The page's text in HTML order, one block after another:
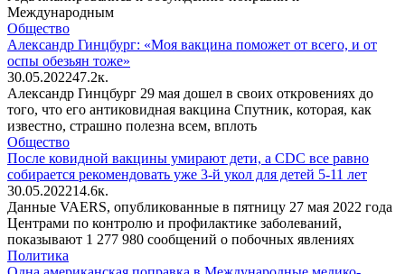
Международным
Общество
Александр Гинцбург: «Моя вакцина поможет от всего, и от
оспы обезьян тоже»
30.05.202247.2к.
Александр Гинцбург 29 мая дошел в своих откровениях до
того, что его антиковидная вакцина Спутник, которая, как
известно, страшно полезна всем, вплоть
Общество
После ковидной вакцины умирают дети, а CDC все равно
собирается рекомендовать уже 3-й укол для детей 5-11 лет
30.05.202214.6к.
Данные VAERS, опубликованные в пятницу 27 мая 2022 года
Центрами по контролю и профилактике заболеваний,
показывают 1 277 980 сообщений о побочных явлениях
Политика